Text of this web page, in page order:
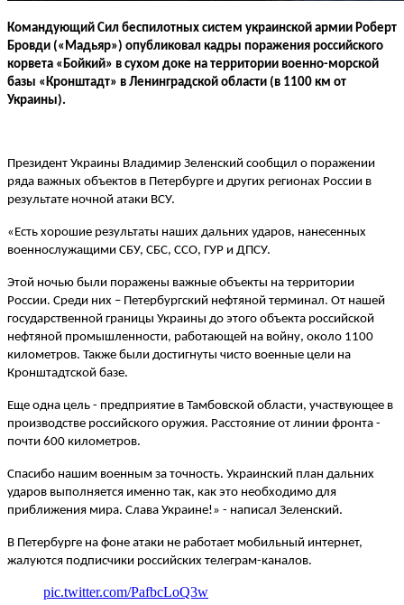
Командующий Сил беспилотных систем украинской армии Роберт
Бровди («Мадьяр») опубликовал кадры поражения российского
корвета «Бойкий» в сухом доке на территории военно-морской
базы «Кронштадт» в Ленинградской области (в 1100 км от
Украины).
Президент Украины Владимир Зеленский сообщил о поражении
ряда важных объектов в Петербурге и других регионах России в
результате ночной атаки ВСУ.
«Есть хорошие результаты наших дальних ударов, нанесенных
военнослужащими СБУ, СБС, ССО, ГУР и ДПСУ.
Этой ночью были поражены важные объекты на территории
России. Среди них – Петербургский нефтяной терминал. От нашей
государственной границы Украины до этого объекта российской
нефтяной промышленности, работающей на войну, около 1100
километров. Также были достигнуты чисто военные цели на
Кронштадтской базе.
Еще одна цель - предприятие в Тамбовской области, участвующее в
производстве российского оружия. Расстояние от линии фронта -
почти 600 километров.
Спасибо нашим военным за точность. Украинский план дальних
ударов выполняется именно так, как это необходимо для
приближения мира. Слава Украине!» - написал Зеленский.
В Петербурге на фоне атаки не работает мобильный интернет,
жалуются подписчики российских телеграм-каналов.
pic.twitter.com/PafbcLoQ3w